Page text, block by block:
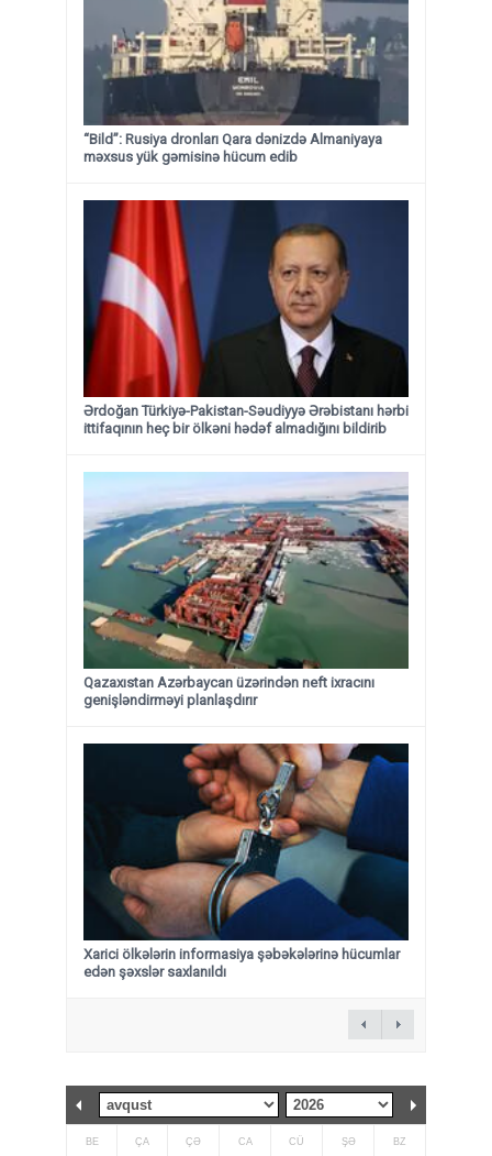
“Bild”: Rusiya dronları Qara dənizdə Almaniyaya
məxsus yük gəmisinə hücum edib
Ərdoğan Türkiyə-Pakistan-Səudiyyə Ərəbistanı hərbi
ittifaqının heç bir ölkəni hədəf almadığını bildirib
Qazaxıstan Azərbaycan üzərindən neft ixracını
genişləndirməyi planlaşdırır
Xarici ölkələrin informasiya şəbəkələrinə hücumlar
edən şəxslər saxlanıldı
BE ÇA ÇƏ CA CÜ ŞƏ BZ